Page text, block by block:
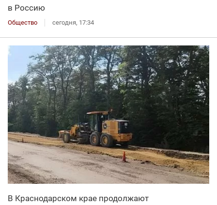
в Россию
Общество сегодня, 17:34
В Краснодарском крае продолжают